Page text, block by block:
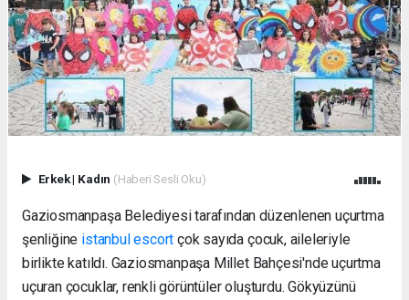
Erkek| Kadın (Haberi Sesli Oku)
Gaziosmanpaşa Belediyesi tarafından düzenlenen uçurtma
şenliğine istanbul escort çok sayıda çocuk, aileleriyle
birlikte katıldı. Gaziosmanpaşa Millet Bahçesi'nde uçurtma
uçuran çocuklar, renkli görüntüler oluşturdu. Gökyüzünü